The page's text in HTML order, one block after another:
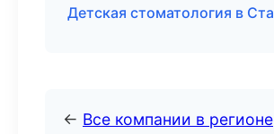
Детская стоматология в
← Все компании в регионе